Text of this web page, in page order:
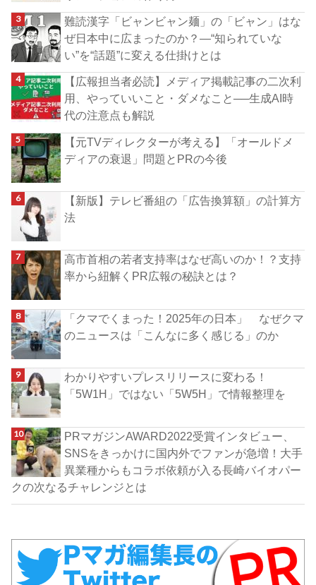
難読漢字「ビャンビャン麺」の「ビャン」はな
ぜ日本中に広まったのか？―“知られていな
い”を“話題”に変える仕掛けとは
【広報担当者必読】メディア掲載記事の二次利
用、やっていいこと・ダメなこと──生成AI時
代の注意点も解説
【元TVディレクターが考える】「オールドメ
ディアの衰退」問題とPRの今後
【新版】テレビ番組の「広告換算額」の計算方
法
高市首相の若者支持率はなぜ高いのか！？支持
率から紐解くPR広報の秘訣とは？
「クマでくまった！2025年の日本」 なぜクマ
のニュースは「こんなに多く感じる」のか
わかりやすいプレスリリースに変わる！
「5W1H」ではない「5W5H」で情報整理を
PRマガジンAWARD2022受賞インタビュー、
SNSをきっかけに国内外でファンが急増！大手
異業種からもコラボ依頼が入る長崎バイオパー
クの次なるチャレンジとは